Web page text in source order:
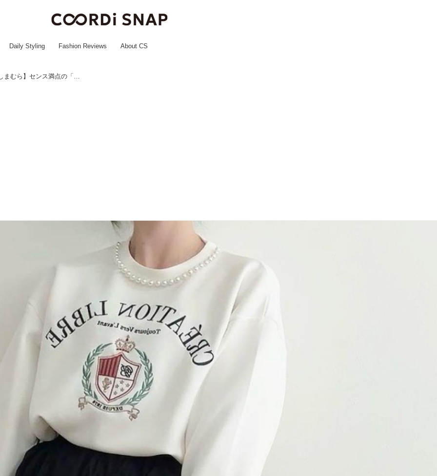
Daily Styling Fashion Reviews About CS
春の一大トレンドは“白”です！【しまむら】センス満点の「垢抜けトップス」って！？